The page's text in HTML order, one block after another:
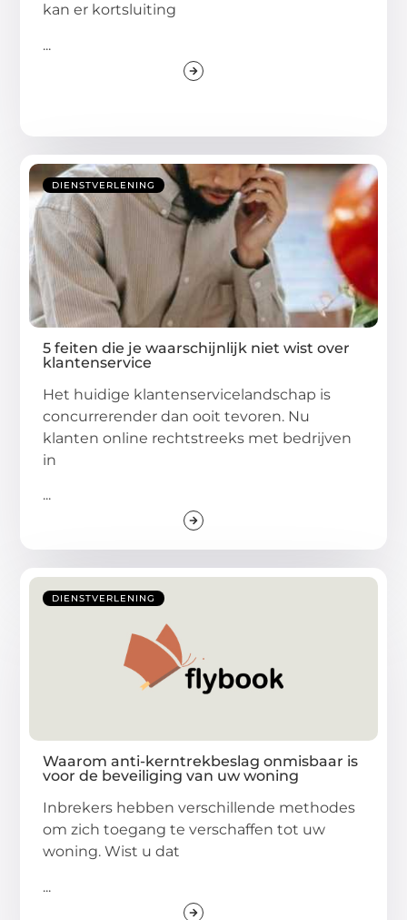
kan er kortsluiting
...
DIENSTVERLENING
5 feiten die je waarschijnlijk niet wist over
klantenservice
Het huidige klantenservicelandschap is
concurrerender dan ooit tevoren. Nu
klanten online rechtstreeks met bedrijven
in
...
DIENSTVERLENING
Waarom anti-kerntrekbeslag onmisbaar is
voor de beveiliging van uw woning
Inbrekers hebben verschillende methodes
om zich toegang te verschaffen tot uw
woning. Wist u dat
...